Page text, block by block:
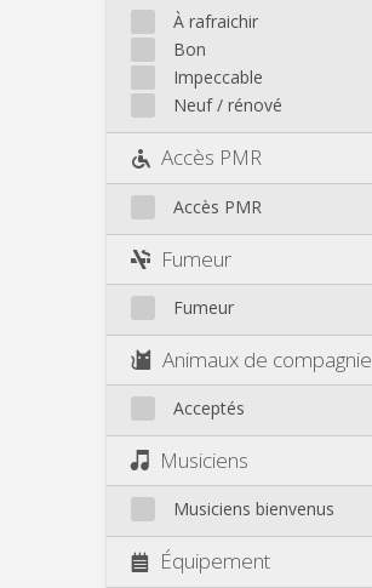
À rafraichir
Bon
Impeccable
Neuf / rénové
Accès PMR
Accès PMR
Fumeur
Fumeur
Animaux de compagnie
Acceptés
Musiciens
Musiciens bienvenus
Équipement